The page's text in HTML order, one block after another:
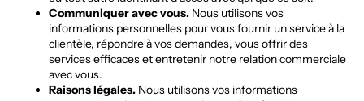
Communiquer avec vous. Nous utilisons vos
informations personnelles pour vous fournir un service à la
clientèle, répondre à vos demandes, vous offrir des
services efficaces et entretenir notre relation commerciale
avec vous.
Raisons légales. Nous utilisons vos informations